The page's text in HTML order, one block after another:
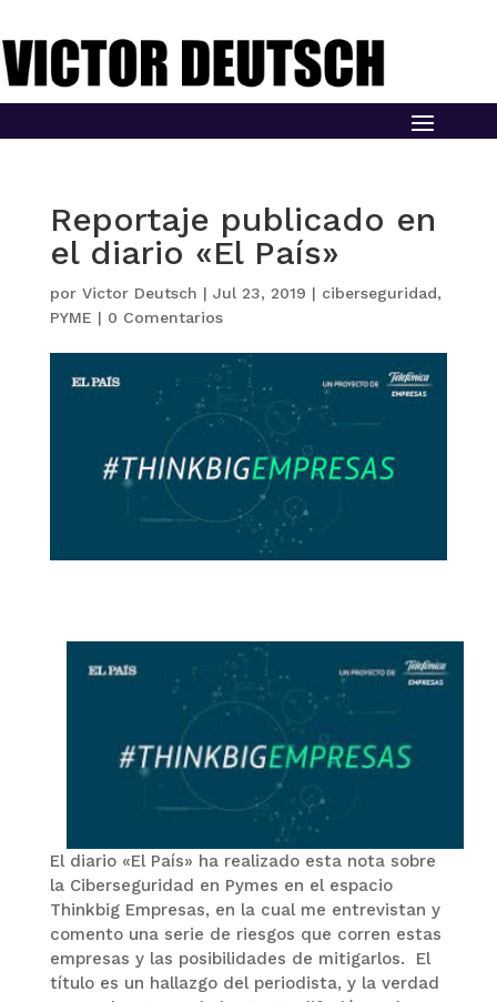
Reportaje publicado en
el diario «El País»
por Victor Deutsch | Jul 23, 2019 | ciberseguridad,
PYME | 0 Comentarios
El diario «El País» ha realizado esta nota sobre
la Ciberseguridad en Pymes en el espacio
Thinkbig Empresas, en la cual me entrevistan y
comento una serie de riesgos que corren estas
empresas y las posibilidades de mitigarlos. El
título es un hallazgo del periodista, y la verdad